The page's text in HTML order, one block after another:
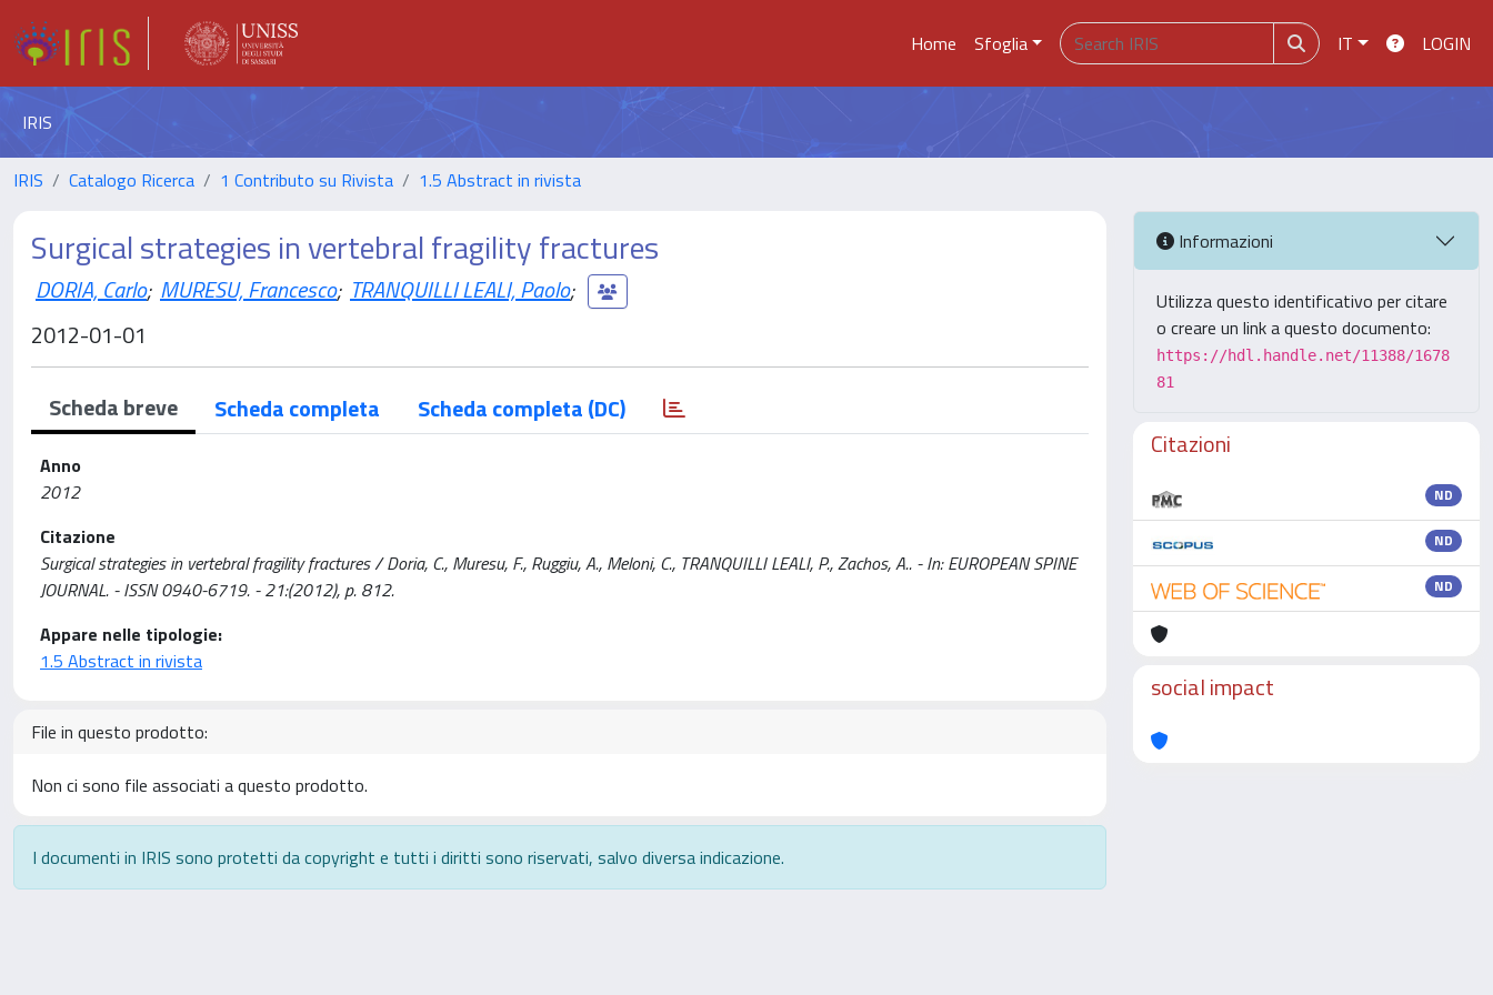
Home Sfoglia IT LOGIN
IRIS
IRIS Catalogo Ricerca 1 Contributo su Rivista 1.5 Abstract in rivista
Surgical strategies in vertebral fragility fractures
DORIA, Carlo; MURESU, Francesco; TRANQUILLI LEALI, Paolo;
2012-01-01
Scheda breve Scheda completa Scheda completa (DC)
Anno
2012
Citazione
Surgical strategies in vertebral fragility fractures / Doria, C., Muresu, F., Ruggiu, A., Meloni, C., TRANQUILLI LEALI, P., Zachos, A.. - In: EUROPEAN SPINE
JOURNAL. - ISSN 0940-6719. - 21:(2012), p. 812.
Appare nelle tipologie:
1.5 Abstract in rivista
File in questo prodotto:
Non ci sono file associati a questo prodotto.
I documenti in IRIS sono protetti da copyright e tutti i diritti sono riservati, salvo diversa indicazione.
Informazioni
Utilizza questo identificativo per citare
o creare un link a questo documento:
https://hdl.handle.net/11388/1678
81
Citazioni
ND
ND
ND
social impact